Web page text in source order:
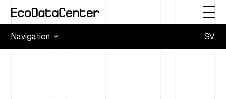
Navigation SV